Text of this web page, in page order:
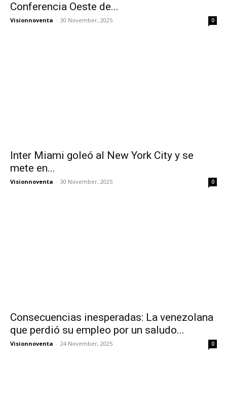
Conferencia Oeste de...
Visionnoventa - 30 November, 2025 0
Inter Miami goleó al New York City y se
mete en...
Visionnoventa - 30 November, 2025 0
Consecuencias inesperadas: La venezolana
que perdió su empleo por un saludo...
Visionnoventa - 24 November, 2025 0